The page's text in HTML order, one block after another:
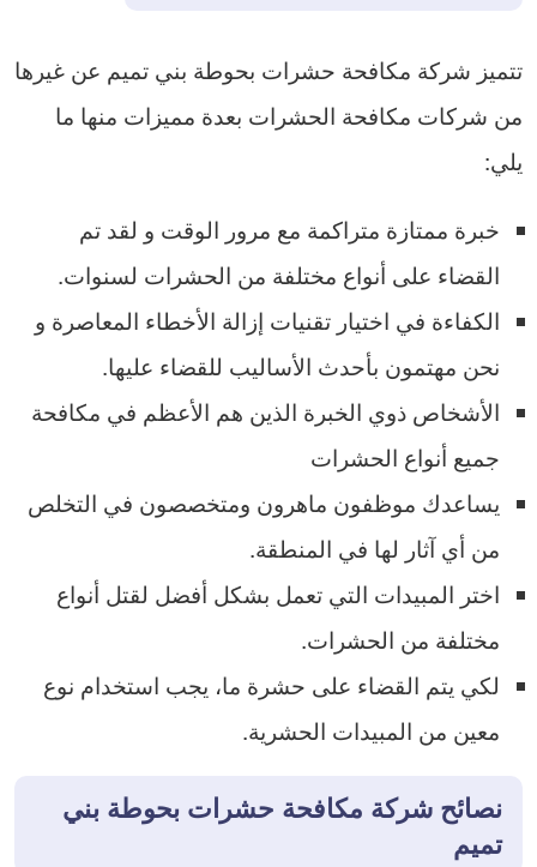
تتميز شركة مكافحة حشرات بحوطة بني تميم عن غيرها
من شركات مكافحة الحشرات بعدة مميزات منها ما
يلي:
خبرة ممتازة متراكمة مع مرور الوقت و لقد تم
القضاء على أنواع مختلفة من الحشرات لسنوات.
الكفاءة في اختيار تقنيات إزالة الأخطاء المعاصرة و
نحن مهتمون بأحدث الأساليب للقضاء عليها.
الأشخاص ذوي الخبرة الذين هم الأعظم في مكافحة
جميع أنواع الحشرات
يساعدك موظفون ماهرون ومتخصصون في التخلص
من أي آثار لها في المنطقة.
اختر المبيدات التي تعمل بشكل أفضل لقتل أنواع
مختلفة من الحشرات.
لكي يتم القضاء على حشرة ما، يجب استخدام نوع
معين من المبيدات الحشرية.
نصائح شركة مكافحة حشرات بحوطة بني
تميم